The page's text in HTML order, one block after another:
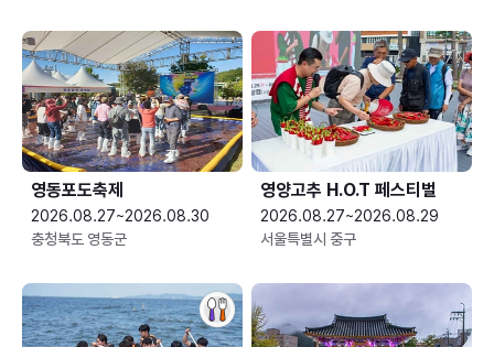
영동포도축제
2026.08.27~2026.08.30
충청북도 영동군
영양고추 H.O.T 페스티벌
2026.08.27~2026.08.29
서울특별시 중구